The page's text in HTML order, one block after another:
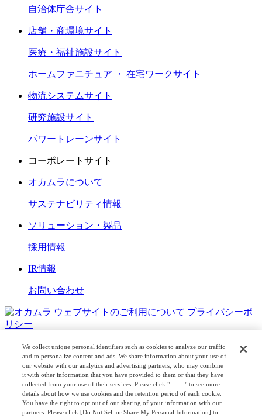
自治体庁舎サイト
店舗・商環境サイト
医療・福祉施設サイト
ホームファニチュア ・ 在宅ワークサイト
物流システムサイト
研究施設サイト
パワートレーンサイト
コーポレートサイト
オカムラについて
サステナビリティ情報
ソリューション・製品
採用情報
IR情報
お問い合わせ
ウェブサイトのご利用について プライバシーポ
リシー
COPYRIGHT © OKAMURA CORPORATION. ALL RIGHTS
RESERVED.
日本公式 企業広報
We collect unique personal identifiers such as cookies to analyze our traffic
and to personalize content and ads. We share information about your use of
our website with our analytics and advertising partners, who may combine
it with other information that you have provided to them or that they have
collected from your use of their services. Please click "
here" to see more
details about how we use cookies and the retention period of each cookie.
You have the right to opt out of our sharing of your information with our
partners. Please click [Do Not Sell or Share My Personal Information] to